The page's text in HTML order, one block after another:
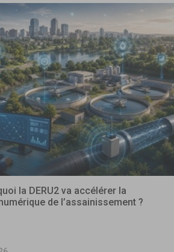
la DERU2 va accélérer la
de l’assainissement ?